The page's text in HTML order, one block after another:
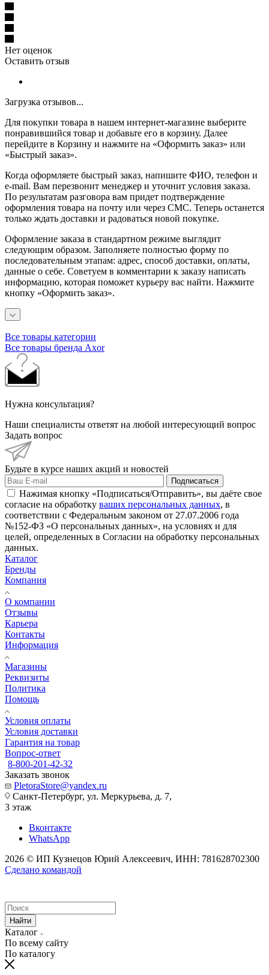
Нет оценок
Оставить отзыв
Загрузка отзывов...
Для покупки товара в нашем интернет-магазине выберите
понравившийся товар и добавьте его в корзину. Далее
перейдите в Корзину и нажмите на «Оформить заказ» или
«Быстрый заказ».
Когда оформляете быстрый заказ, напишите ФИО, телефон и
e-mail. Вам перезвонит менеджер и уточнит условия заказа.
По результатам разговора вам придет подтверждение
оформления товара на почту или через СМС. Теперь останется
только ждать доставки и радоваться новой покупке.
Оформление заказа в стандартном режиме выглядит
следующим образом. Заполняете полностью форму по
последовательным этапам: адрес, способ доставки, оплаты,
данные о себе. Советуем в комментарии к заказу написать
информацию, которая поможет курьеру вас найти. Нажмите
кнопку «Оформить заказ».
Все товары категории
Все товары бренда Axor
Нужна консультация?
Наши специалисты ответят на любой интересующий вопрос
Задать вопрос
Будьте в курсе наших акций и новостей
Подписаться
Нажимая кнопку «Подписаться/Отправить», вы даёте свое
согласие на обработку ваших персональных данных, в
соответствии с Федеральным законом от 27.07.2006 года
№152-ФЗ «О персональных данных», на условиях и для
целей, определенных в Согласии на обработку персональных
данных.
Каталог
Бренды
Компания
О компании
Отзывы
Карьера
Контакты
Информация
Магазины
Реквизиты
Политика
Помощь
Условия оплаты
Условия доставки
Гарантия на товар
Вопрос-ответ
8-800-201-42-32
Заказать звонок
PletoraStore@yandex.ru
Санкт-Петербург, ул. Меркурьева, д. 7,
3 этаж
Вконтакте
WhatsApp
2026 © ИП Кузнецов Юрий Алексеевич, ИНН: 781628702300
Сделано командой
Найти
Каталог
По всему сайту
По каталогу